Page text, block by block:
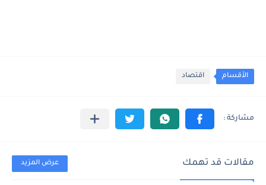
الأقسام اقتصاد
مقالات قد تهمك عرض المزيد